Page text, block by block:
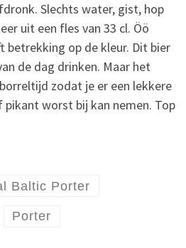
Slechts water, gist, hop
uit een fles van 33 cl. Öö
betrekking op de kleur. Dit bier
de dag drinken. Maar het
zodat je er een lekkere
worst bij kan nemen. Top
Baltic Porter
Porter